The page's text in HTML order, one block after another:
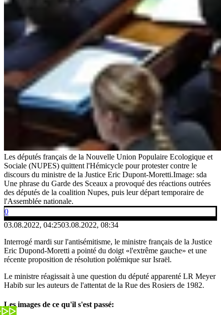
Les députés français de la Nouvelle Union Populaire Ecologique et
Sociale (NUPES) quittent l'Hémicycle pour protester contre le
discours du ministre de la Justice Eric Dupont-Moretti.Image: sda
Une phrase du Garde des Sceaux a provoqué des réactions outrées
des députés de la coalition Nupes, puis leur départ temporaire de
l'Assemblée nationale.
0
03.08.2022, 04:2503.08.2022, 08:34
Interrogé mardi sur l'antisémitisme, le ministre français de la Justice
Eric Dupond-Moretti a pointé du doigt «l'extrême gauche» et une
récente proposition de résolution polémique sur Israël.
Le ministre réagissait à une question du député apparenté LR Meyer
Habib sur les auteurs de l'attentat de la Rue des Rosiers de 1982.
Les images de ce qu'il s'est passé: